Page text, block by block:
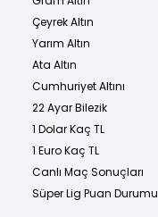
Çeyrek Altın
Yarım Altın
Ata Altın
Cumhuriyet Altını
22 Ayar Bilezik
1 Dolar Kaç TL
1 Euro Kaç TL
Canlı Maç Sonuçları
Süper Lig Puan Durumu